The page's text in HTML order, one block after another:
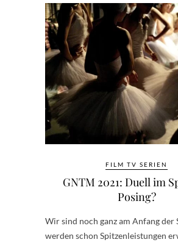
FILM TV SERIEN
GNTM 2021: Duell im
Posing?
Wir sind noch ganz am Anfang der
werden schon Spitzenleistungen